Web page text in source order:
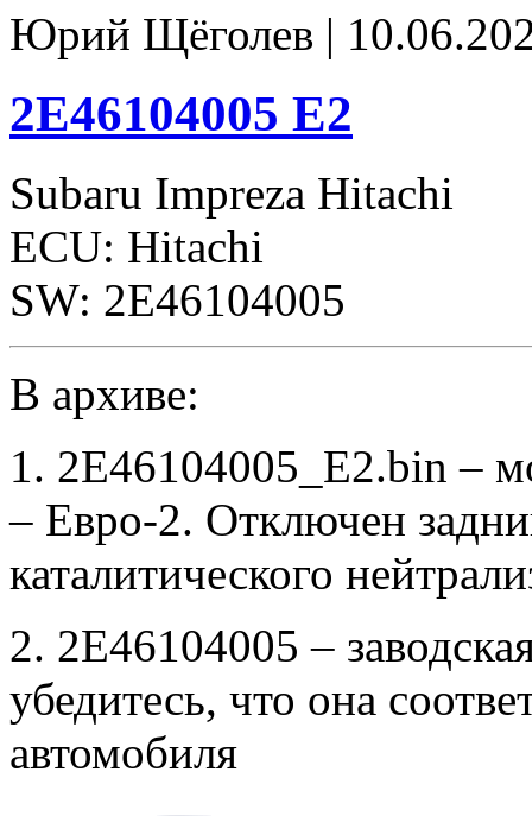
Юрий Щёголев |
2E46104005 E2
Subaru Impreza Hitachi
ECU: Hitachi
SW: 2E46104005
В архиве:
1. 2E46104005_E2.bin –
– Евро-2. Отключен
каталитического
2. 2E46104005 –
убедитесь, что она
автомобиля